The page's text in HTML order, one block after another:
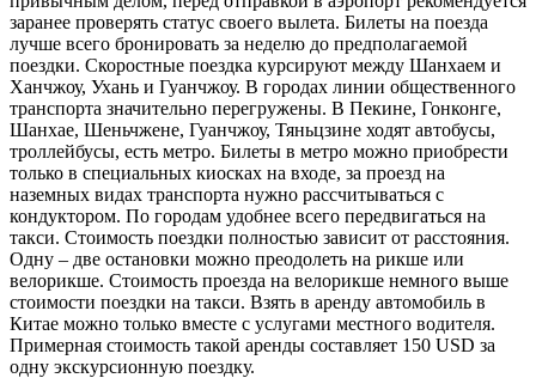
заранее проверять статус своего вылета. Билеты на поезда
лучше всего бронировать за неделю до предполагаемой
поездки. Скоростные поездка курсируют между Шанхаем и
Ханчжоу, Ухань и Гуанчжоу. В городах линии общественного
транспорта значительно перегружены. В Пекине, Гонконге,
Шанхае, Шеньчжене, Гуанчжоу, Тяньцзине ходят автобусы,
троллейбусы, есть метро. Билеты в метро можно приобрести
только в специальных киосках на входе, за проезд на
наземных видах транспорта нужно рассчитываться с
кондуктором. По городам удобнее всего передвигаться на
такси. Стоимость поездки полностью зависит от расстояния.
Одну – две остановки можно преодолеть на рикше или
велорикше. Стоимость проезда на велорикше немного выше
стоимости поездки на такси. Взять в аренду автомобиль в
Китае можно только вместе с услугами местного водителя.
Примерная стоимость такой аренды составляет 150 USD за
одну экскурсионную поездку.